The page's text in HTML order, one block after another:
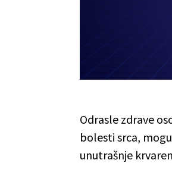
Odrasle zdrave
bolesti srca,
unutrašnje